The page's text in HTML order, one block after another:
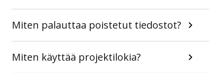
Miten palauttaa poistetut tiedostot?
Miten käyttää projektilokia?